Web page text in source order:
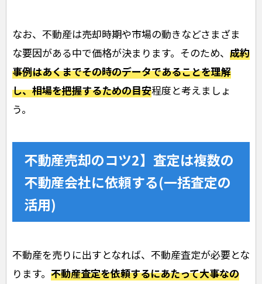
なお、不動産は売却時期や市場の動きなどさまざま
な要因がある中で価格が決まります。そのため、 成約
事例はあくまでその時のデータであることを理解
し、相場を把握するための目安程度と考えましょ
う。
不動産売却のコツ2】査定は複数の
不動産会社に依頼する(一括査定の
活用)
不動産を売りに出すとなれば、不動産査定が必要とな
ります。 不動産査定を依頼するにあたって大事なの